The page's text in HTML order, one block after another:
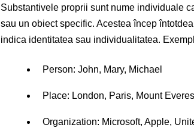
Substantivele proprii sunt nume individuale
sau un obiect specific. Acestea încep
indica identitatea sau individualitatea.
Person: John, Mary, Michael
Place: London, Paris, Mount
Organization: Microsoft, Apple,